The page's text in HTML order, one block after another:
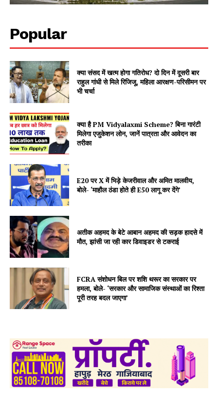
Popular
क्या संसद में खत्म होगा गतिरोध? दो दिन में दूसरी बार
राहुल गांधी से मिले रिजिजू, महिला आरक्षण-परिसीमन पर
भी चर्चा
क्या है PM Vidyalaxmi Scheme? बिना गारंटी
मिलेगा एजुकेशन लोन, जानें पात्रता और आवेदन का
तरीका
E20 पर X में भिड़े केजरीवाल और अमित मालवीय,
बोले- ‘माहौल ठंडा होते ही E50 लागू कर देंगे’
अतीक अहमद के बेटे आबान अहमद की सड़क हादसे में
मौत, झांसी जा रही कार डिवाइडर से टकराई
FCRA संशोधन बिल पर शशि थरूर का सरकार पर
हमला, बोले- ‘सरकार और सामाजिक संस्थाओं का रिश्ता
पूरी तरह बदल जाएगा’